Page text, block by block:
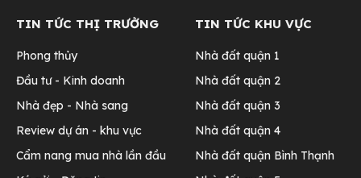
TIN TỨC THỊ TRƯỜNG
Phong thủy
Đầu tư - Kinh doanh
Nhà đẹp - Nhà sang
Review dự án - khu vực
Cẩm nang mua nhà lần đầu
TIN TỨC KHU VỰC
Nhà đất quận 1
Nhà đất quận 2
Nhà đất quận 3
Nhà đất quận 4
Nhà đất quận Bình Thạnh